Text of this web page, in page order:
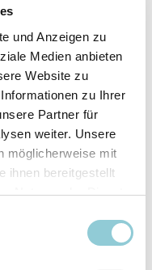
und Anzeigen zu
Medien anbieten
Website zu
zu Ihrer
Partner für
weiter. Unsere
möglicherweise mit
ihnen bereitgestellt
Nutzung der Dienste
ABO49.87
AMG Line
10/2026
​Geländewagen/​
Pickup
​Coupé
180 kW (245 PS)